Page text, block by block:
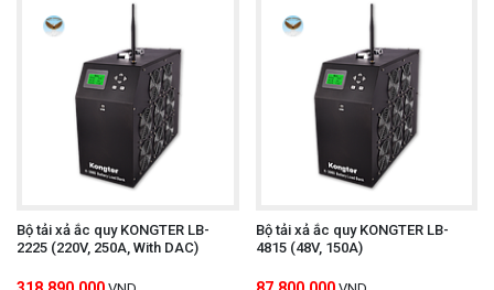
Bộ tải xả ắc quy KONGTER LB-
2225 (220V, 250A, With DAC)
Bộ tải xả ắc quy KONGTER LB-
4815 (48V, 150A)